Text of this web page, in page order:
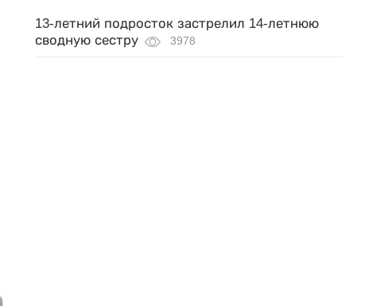
13-летний подросток застрелил 14-летнюю
сводную сестру
3978